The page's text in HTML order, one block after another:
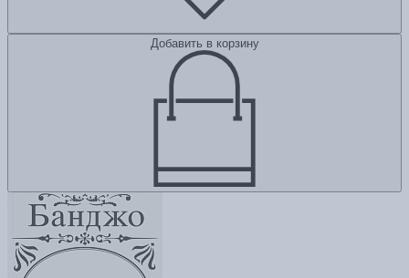
Добавить в корзину